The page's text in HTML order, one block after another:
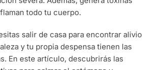
todo tu cuerpo.
salir de casa para encontrar alivio
y tu propia despensa tienen las
En este artículo, descubrirás las